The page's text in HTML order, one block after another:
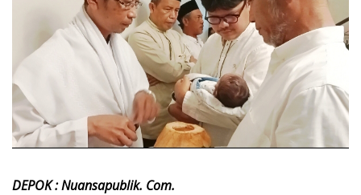
DEPOK : Nuansapublik. Com.